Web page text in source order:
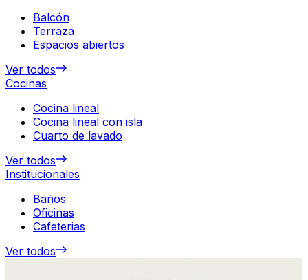
Balcón
Terraza
Espacios abiertos
Ver todos
Cocinas
Cocina lineal
Cocina lineal con isla
Cuarto de lavado
Ver todos
Institucionales
Baños
Oficinas
Cafeterias
Ver todos